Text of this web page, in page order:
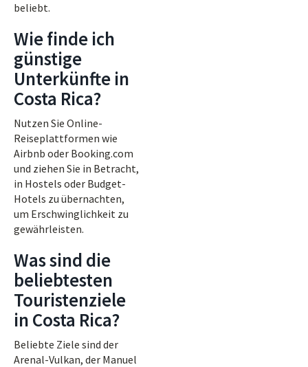
beliebt.
Wie finde ich
günstige
Unterkünfte in
Costa Rica?
Nutzen Sie Online-
Reiseplattformen wie
Airbnb oder Booking.com
und ziehen Sie in Betracht,
in Hostels oder Budget-
Hotels zu übernachten,
um Erschwinglichkeit zu
gewährleisten.
Was sind die
beliebtesten
Touristenziele
in Costa Rica?
Beliebte Ziele sind der
Arenal-Vulkan, der Manuel